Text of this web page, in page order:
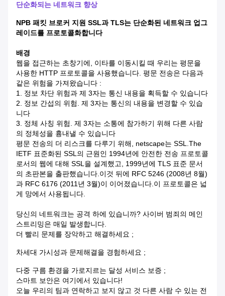
단순화되는 네트워크 향상
NPB 패킷 브로커 지원 SSL과 TLS는 단순화된 네트워크 업그
레이드를 프로토콜화합니다
배경
웹을 접근하는 초창기에, 이타를 이동시킬 때 우리는 평문을
사용한 HTTP 프로토콜을 사용했습니다. 평문 전송은 다음과
같은 위험을 가져왔습니다 :
1. 정보 차단 위험과 제 3자는 통신 내용을 획득할 수 있습니다
2. 정보 간섭의 위험. 제 3자는 통신의 내용을 변경할 수 있습
니다
3. 정체 사칭 위험. 제 3자는 소통에 참가하기 위해 다른 사람
의 정체성을 흉내낼 수 있습니다
평문 전송의 더 리스크를 다루기 위해, netscape는 SSL.The
IETF 표준화된 SSL의 근원인 1994년에 안전한 전송 프로토콜
로서의 웹에 대해 SSL을 설계했고, 1999년에 TLS 표준 문서
의 초판본을 출판했습니다.이것 뒤에 RFC 5246 (2008년 8월)
과 RFC 6176 (2011년 3월)이 이어졌습니다.이 프로토콜은 넓
게 망에서 사용됩니다.
당신의 네트워크는 공격 하에 있습니까? 사이버 범죄의 메인
스트리밍은 매일 발생합니다.
더 빨리 문제를 장악하고 해결하세요 ;
차세대 가시성과 문제해결을 경험하세요 ;
다중 구름 환경을 가로지르는 달성 서비스 보증 ;
스마트 보안은 여기에서 있습니다!
오늘 우리의 팀과 연락하고 보지 않고 것 다른 사람 수 있는 전